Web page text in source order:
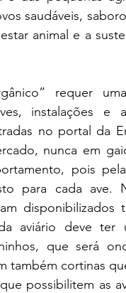
saudáveis,
animal e a
requer
instalações e
no portal da
nunca em
pois
para cada ave.
disponibilizados
aviário deve ter
que será
também cortinas
possibilitem as